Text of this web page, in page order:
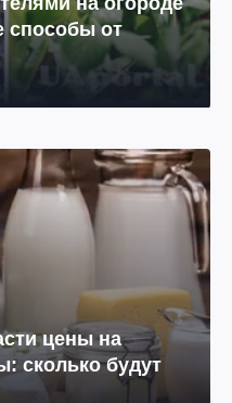
способы от
цены на
сколько будут